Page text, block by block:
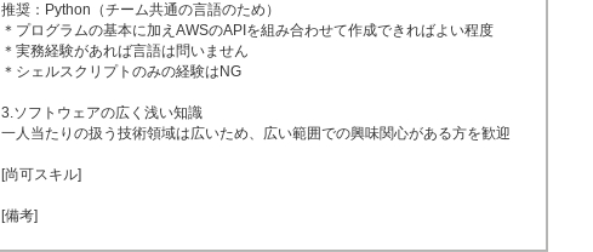
推奨：Python（チーム共通の言語のため）
＊プログラムの基本に加えAWSのAPIを組み合わせて作成できればよい程度
＊実務経験があれば言語は問いません
＊シェルスクリプトのみの経験はNG
3.ソフトウェアの広く浅い知識
一人当たりの扱う技術領域は広いため、広い範囲での興味関心がある方を歓迎
[尚可スキル]
[備考]